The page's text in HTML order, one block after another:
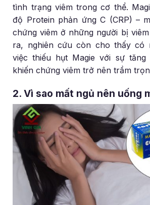
tình trạng viêm trong cơ thể.
độ Protein phản ứng C (CRP) –
chứng viêm ở những người bị
ra, nghiên cứu còn cho thấy có
việc thiếu hụt Magie với sự tăng
khiến chứng viêm trở nên trầm
2. Vì sao mất ngủ nên uống